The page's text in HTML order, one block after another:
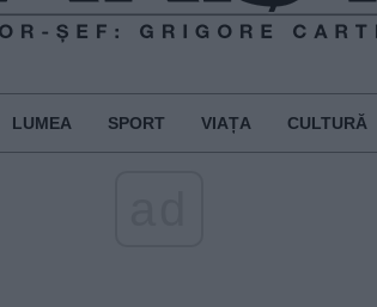
LUMEA SPORT VIAȚA CULTURĂ